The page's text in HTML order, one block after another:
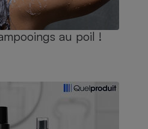
au poil !